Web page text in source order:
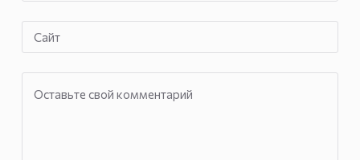
Сайт
Оставьте свой комментарий